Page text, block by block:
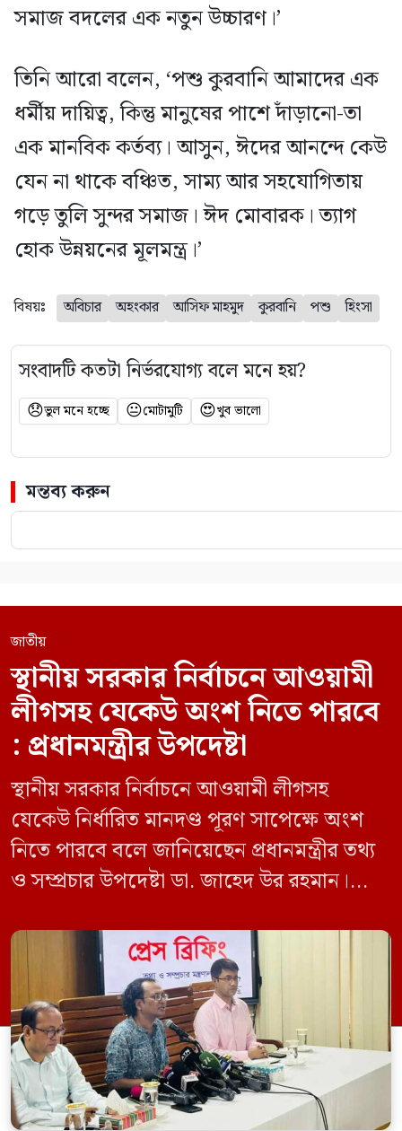
সমাজ বদলের এক নতুন উচ্চারণ।’
তিনি আরো বলেন, ‘পশু কুরবানি আমাদের এক
ধর্মীয় দায়িত্ব, কিন্তু মানুষের পাশে দাঁড়ানো-তা
এক মানবিক কর্তব্য। আসুন, ঈদের আনন্দে কেউ
যেন না থাকে বঞ্চিত, সাম্য আর সহযোগিতায়
গড়ে তুলি সুন্দর সমাজ। ঈদ মোবারক। ত্যাগ
হোক উন্নয়নের মূলমন্ত্র।’
বিষয়ঃ অবিচার অহংকার আসিফ মাহমুদ কুরবানি পশু হিংসা
সংবাদটি কতটা নির্ভরযোগ্য বলে মনে হয়?
😞ভুল মনে হচ্ছে 😐মোটামুটি 😍খুব ভালো
মন্তব্য করুন
জাতীয়
স্থানীয় সরকার নির্বাচনে আওয়ামী
লীগসহ যেকেউ অংশ নিতে পারবে
: প্রধানমন্ত্রীর উপদেষ্টা
স্থানীয় সরকার নির্বাচনে আওয়ামী লীগসহ
যেকেউ নির্ধারিত মানদণ্ড পূরণ সাপেক্ষে অংশ
নিতে পারবে বলে জানিয়েছেন প্রধানমন্ত্রীর তথ্য
ও সম্প্রচার উপদেষ্টা ডা. জাহেদ উর রহমান।
সম্মেলন কক্ষে এক প্রেস ব্রিফিংয়ে সাংবাদিকদের
এক প্রশ্নের জবাবে তিনি এ কথা বলেন।